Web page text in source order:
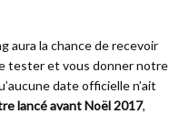
aura la chance de recevoir
tester et vous donner notre
date officielle n’ait
lancé avant Noël 2017,